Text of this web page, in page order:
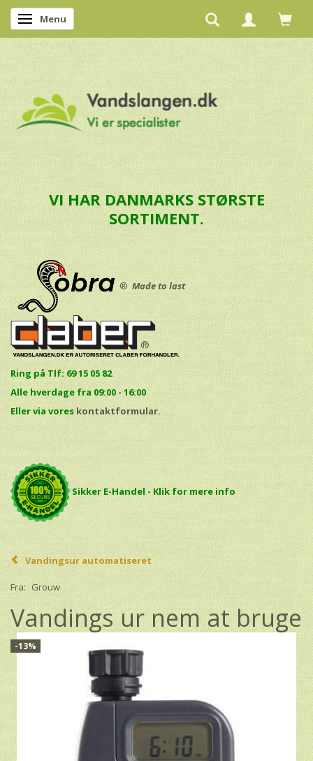
Skifte navigation
Menu
VI HAR DANMARKS STØRSTE
SORTIMENT.
® Made to last
Ring på Tlf: 69 15 05 82
Alle hverdage fra 09:00 - 16:00
Eller via vores kontaktformular.
Sikker E-Handel - Klik for mere info
Vandingsur automatiseret
Fra: Grouw
Vandings ur nem at bruge
-13%